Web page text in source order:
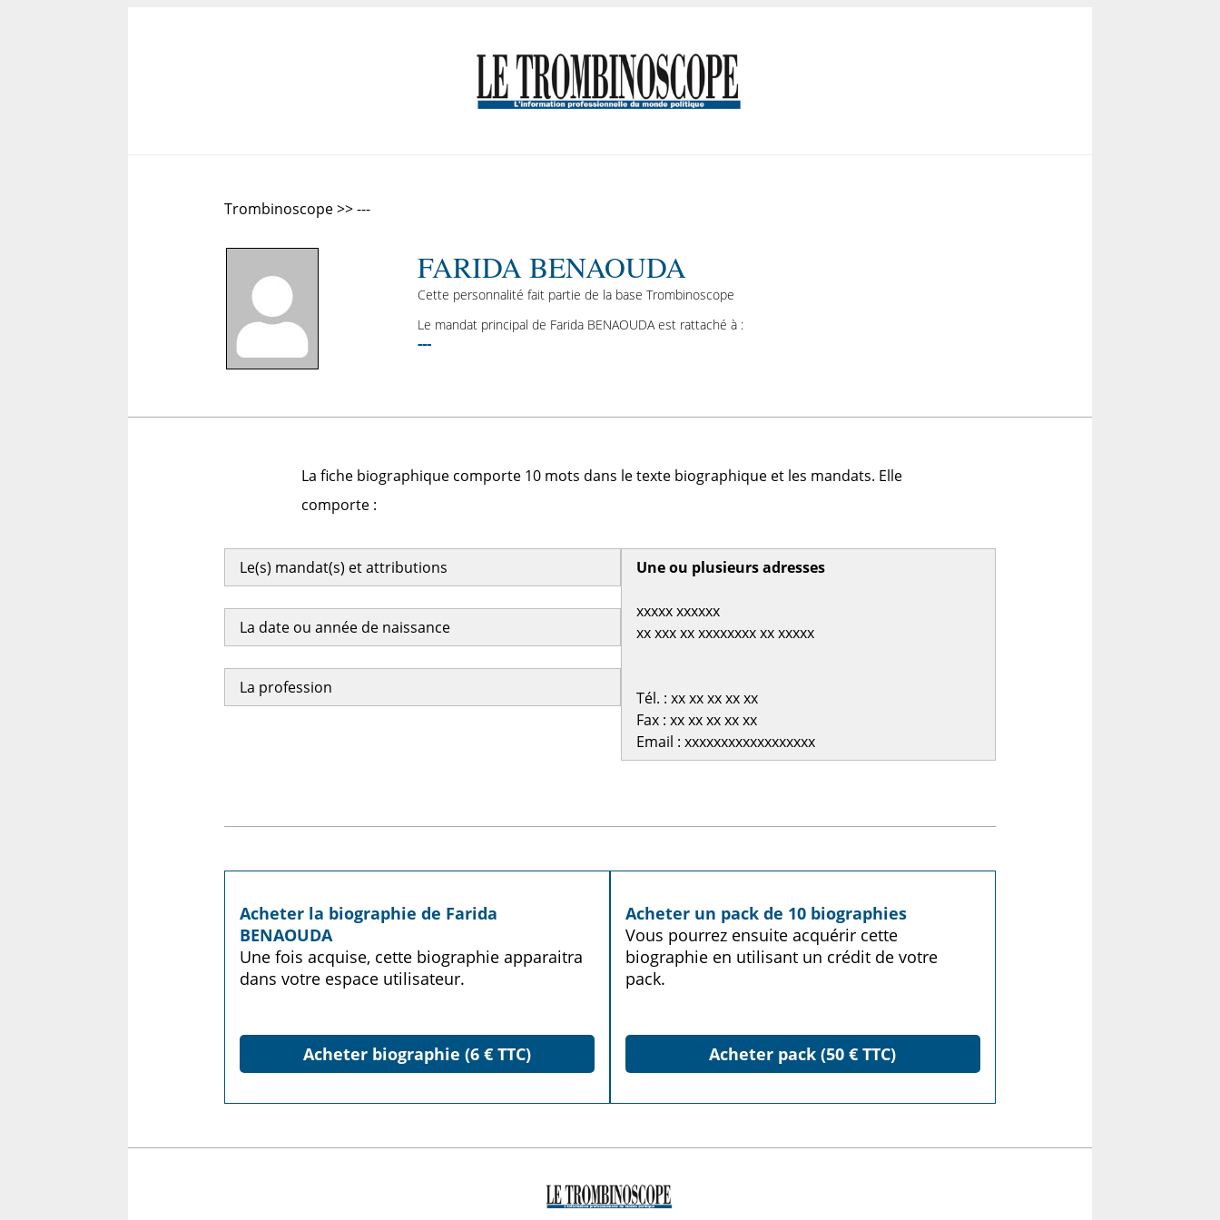
Trombinoscope >> ---
FARIDA BENAOUDA
Cette personnalité fait partie de la base Trombinoscope
Le mandat principal de Farida BENAOUDA est rattaché à :
---
La fiche biographique comporte 10 mots dans le texte biographique et les mandats. Elle
comporte :
Le(s) mandat(s) et attributions
La date ou année de naissance
La profession
Une ou plusieurs adresses
xxxxx xxxxxx
xx xxx xx xxxxxxxx xx xxxxx
Tél. : xx xx xx xx xx
Fax : xx xx xx xx xx
Email : xxxxxxxxxxxxxxxxxx
Acheter la biographie de Farida
BENAOUDA
Une fois acquise, cette biographie apparaitra
dans votre espace utilisateur.
Acheter biographie (6 € TTC)
Acheter un pack de 10 biographies
Vous pourrez ensuite acquérir cette
biographie en utilisant un crédit de votre
pack.
Acheter pack (50 € TTC)